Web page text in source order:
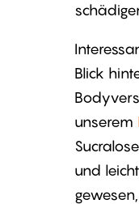
Blick
unserem
und